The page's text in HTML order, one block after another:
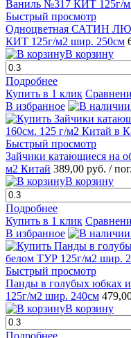
Быстрый просмотр
Одноцветная САТИН
КИТ 125г/м2 шир. 250см
В корзину
Подробнее
Купить в 1 клик
В избранное
Быстрый просмотр
Зайчики катающиеся на
м2 Китай 389,00 руб. /
В корзину
Подробнее
Купить в 1 клик
В избранное
Быстрый просмотр
Панды в голубых юбках
125г/м2 шир. 240см
В корзину